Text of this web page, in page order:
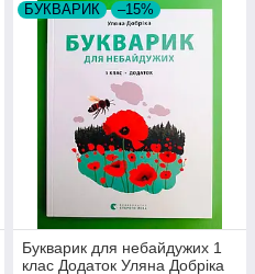
БУКВАРИК –15%
Букварик для небайдужих 1
клас Додаток Уляна Добріка